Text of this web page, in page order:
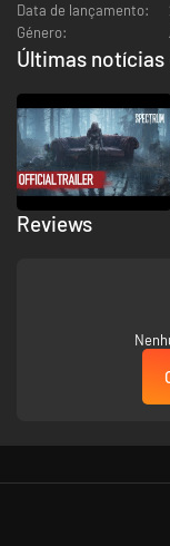
Data de lançamento:
Género:
Últimas
Reviews